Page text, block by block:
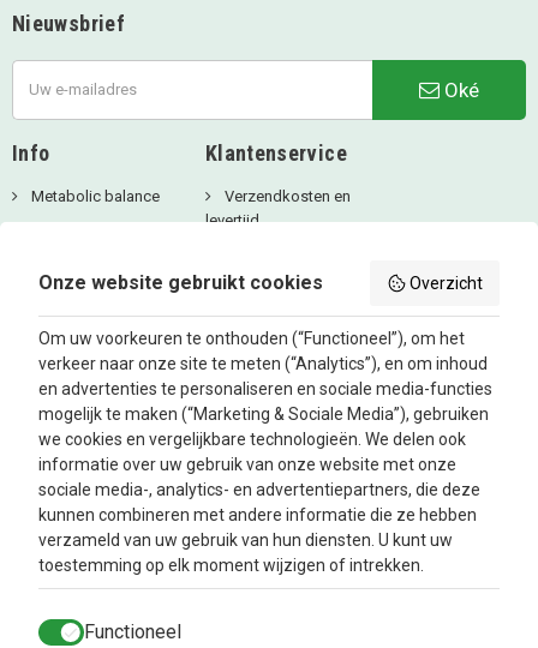
Nieuwsbrief
Oké
Info
Metabolic balance
Klantenservice
Verzendkosten en
levertijd
Betaalmethodes
Algemene
voorwaarden
Retourbeleid en
Inloggen
Contacteer ons
Onze website gebruikt cookies Overzicht
Om uw voorkeuren te onthouden (“Functioneel”), om het
verkeer naar onze site te meten (“Analytics”), en om inhoud
en advertenties te personaliseren en sociale media-functies
mogelijk te maken (“Marketing & Sociale Media”), gebruiken
we cookies en vergelijkbare technologieën. We delen ook
informatie over uw gebruik van onze website met onze
sociale media-, analytics- en advertentiepartners, die deze
kunnen combineren met andere informatie die ze hebben
verzameld van uw gebruik van hun diensten. U kunt uw
toestemming op elk moment wijzigen of intrekken.
Functioneel